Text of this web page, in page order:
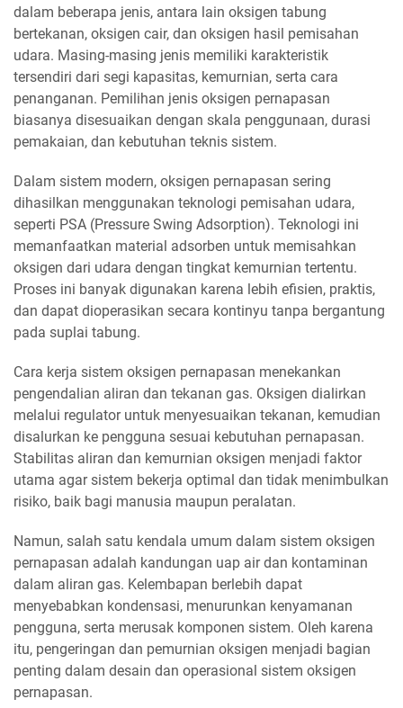
dalam beberapa jenis, antara lain oksigen tabung
bertekanan, oksigen cair, dan oksigen hasil pemisahan
udara. Masing-masing jenis memiliki karakteristik
tersendiri dari segi kapasitas, kemurnian, serta cara
penanganan. Pemilihan jenis oksigen pernapasan
biasanya disesuaikan dengan skala penggunaan, durasi
pemakaian, dan kebutuhan teknis sistem.
Dalam sistem modern, oksigen pernapasan sering
dihasilkan menggunakan teknologi pemisahan udara,
seperti PSA (Pressure Swing Adsorption). Teknologi ini
memanfaatkan material adsorben untuk memisahkan
oksigen dari udara dengan tingkat kemurnian tertentu.
Proses ini banyak digunakan karena lebih efisien, praktis,
dan dapat dioperasikan secara kontinyu tanpa bergantung
pada suplai tabung.
Cara kerja sistem oksigen pernapasan menekankan
pengendalian aliran dan tekanan gas. Oksigen dialirkan
melalui regulator untuk menyesuaikan tekanan, kemudian
disalurkan ke pengguna sesuai kebutuhan pernapasan.
Stabilitas aliran dan kemurnian oksigen menjadi faktor
utama agar sistem bekerja optimal dan tidak menimbulkan
risiko, baik bagi manusia maupun peralatan.
Namun, salah satu kendala umum dalam sistem oksigen
pernapasan adalah kandungan uap air dan kontaminan
dalam aliran gas. Kelembapan berlebih dapat
menyebabkan kondensasi, menurunkan kenyamanan
pengguna, serta merusak komponen sistem. Oleh karena
itu, pengeringan dan pemurnian oksigen menjadi bagian
penting dalam desain dan operasional sistem oksigen
pernapasan.